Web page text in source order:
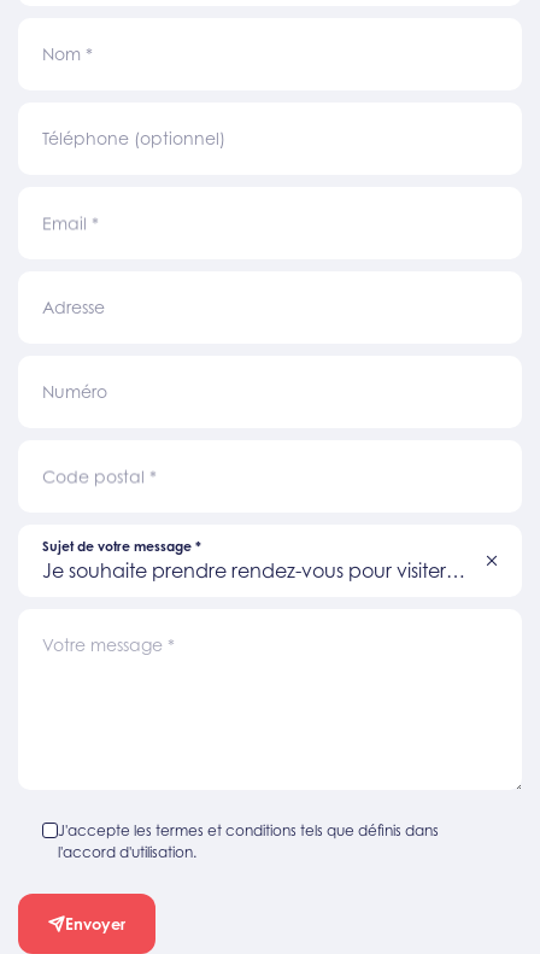
Nom *
Téléphone (optionnel)
Email *
Adresse
Numéro
Code postal *
Sujet de votre message *
Je souhaite prendre rendez-vous pour visiter
Votre message *
J'accepte les termes et conditions tels que définis dans
l'accord d'utilisation.
Envoyer